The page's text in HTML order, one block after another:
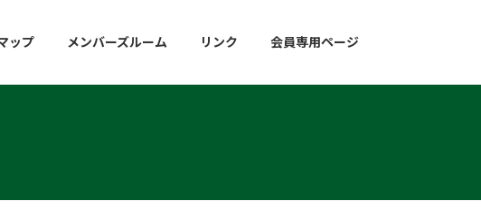
ップ メンバーズルーム リンク 会員専用ページ